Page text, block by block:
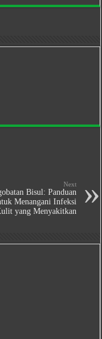
Next
Bisul: Panduan
Menangani Infeksi
yang Menyakitkan